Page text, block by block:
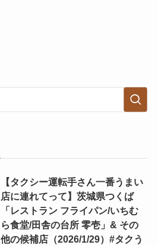
【タクシー運転手さん一番うまい
店に連れてって】茨城県つくば
「レストラン フライパン/いちむ
ら食堂/田舎の台所 零壱」& その
他の候補店（2026/1/29）#タクう